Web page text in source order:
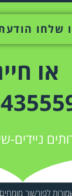
שלחו
או
ניידים-